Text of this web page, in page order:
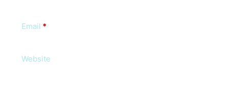
Email *
Website